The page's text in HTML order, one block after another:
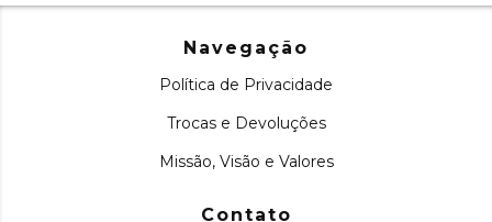
Navegação
Política de Privacidade
Trocas e Devoluções
Missão, Visão e Valores
Contato